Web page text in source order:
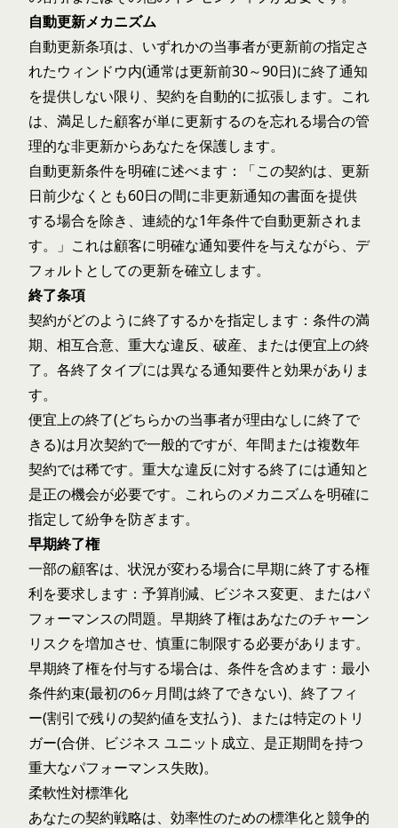
自動更新メカニズム
自動更新条項は、いずれかの当事者が更新前の指定さ
れたウィンドウ内(通常は更新前30～90日)に終了通知
を提供しない限り、契約を自動的に拡張します。これ
は、満足した顧客が単に更新するのを忘れる場合の管
理的な非更新からあなたを保護します。
自動更新条件を明確に述べます：「この契約は、更新
日前少なくとも60日の間に非更新通知の書面を提供
する場合を除き、連続的な1年条件で自動更新されま
す。」これは顧客に明確な通知要件を与えながら、デ
フォルトとしての更新を確立します。
終了条項
契約がどのように終了するかを指定します：条件の満
期、相互合意、重大な違反、破産、または便宜上の終
了。各終了タイプには異なる通知要件と効果がありま
す。
便宜上の終了(どちらかの当事者が理由なしに終了で
きる)は月次契約で一般的ですが、年間または複数年
契約では稀です。重大な違反に対する終了には通知と
是正の機会が必要です。これらのメカニズムを明確に
指定して紛争を防ぎます。
早期終了権
一部の顧客は、状況が変わる場合に早期に終了する権
利を要求します：予算削減、ビジネス変更、またはパ
フォーマンスの問題。早期終了権はあなたのチャーン
リスクを増加させ、慎重に制限する必要があります。
早期終了権を付与する場合は、条件を含めます：最小
条件約束(最初の6ヶ月間は終了できない)、終了フィ
ー(割引で残りの契約値を支払う)、または特定のトリ
ガー(合併、ビジネス ユニット成立、是正期間を持つ
重大なパフォーマンス失敗)。
柔軟性対標準化
あなたの契約戦略は、効率性のための標準化と競争的